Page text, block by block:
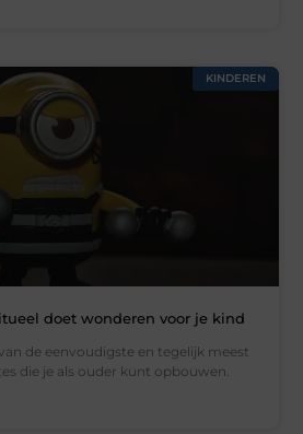
KINDEREN
doet wonderen voor je kind
de eenvoudigste en tegelijk meest
die je als ouder kunt opbouwen.